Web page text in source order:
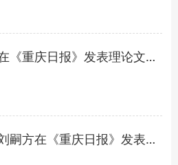
发表理论文章《数智赋能提升“重庆造”的国际传播力》
报》发表理论文章《重庆推动超大城市现代化治理的世界意义》